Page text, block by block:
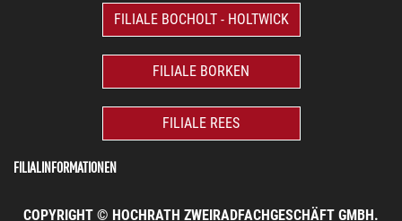
FILIALE BOCHOLT - HOLTWICK
FILIALE BORKEN
FILIALE REES
FILIALINFORMATIONEN
COPYRIGHT © HOCHRATH ZWEIRADFACHGESCHÄFT GMBH.